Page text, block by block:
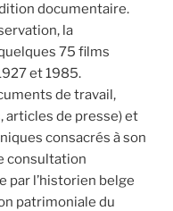
documentaire.
la
75 films
et 1985.
de travail,
articles de presse) et
consacrés à son
consultation
par l’historien belge
patrimoniale du